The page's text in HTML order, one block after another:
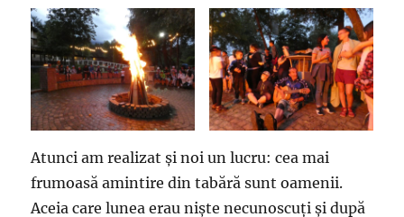
Atunci am realizat și noi un lucru: cea mai
frumoasă amintire din tabără sunt oamenii.
Aceia care lunea erau niște necunoscuți și după